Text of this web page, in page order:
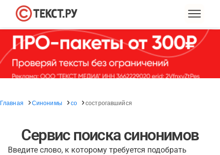
Главная Синонимы со сострогавшийся
Сервис поиска синонимов
Введите слово, к которому требуется подобрать